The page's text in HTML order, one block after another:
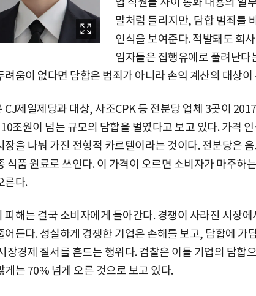
말처럼 들리지만, 담합 범죄를
인식을 보여준다. 적발돼도 회
임자들은 집행유예로 풀려난다
려움이 없다면 담합은 범죄가 아니라 손익 계산의 대상이
CJ제일제당과 대상, 사조CPK 등 전분당 업체 3곳이
조원이 넘는 규모의 담합을 벌였다고 보고 있다. 가격
장을 나눠 가진 전형적 카르텔이라는 것이다. 전분당은
식품 원료로 쓰인다. 이 가격이 오르면 소비자가 마주하
른다.
피해는 결국 소비자에게 돌아간다. 경쟁이 사라진 시장
어든다. 성실하게 경쟁한 기업은 손해를 보고, 담합에 가
장경제 질서를 흔드는 행위다. 검찰은 이들 기업의 담합
게는 70% 넘게 오른 것으로 보고 있다.